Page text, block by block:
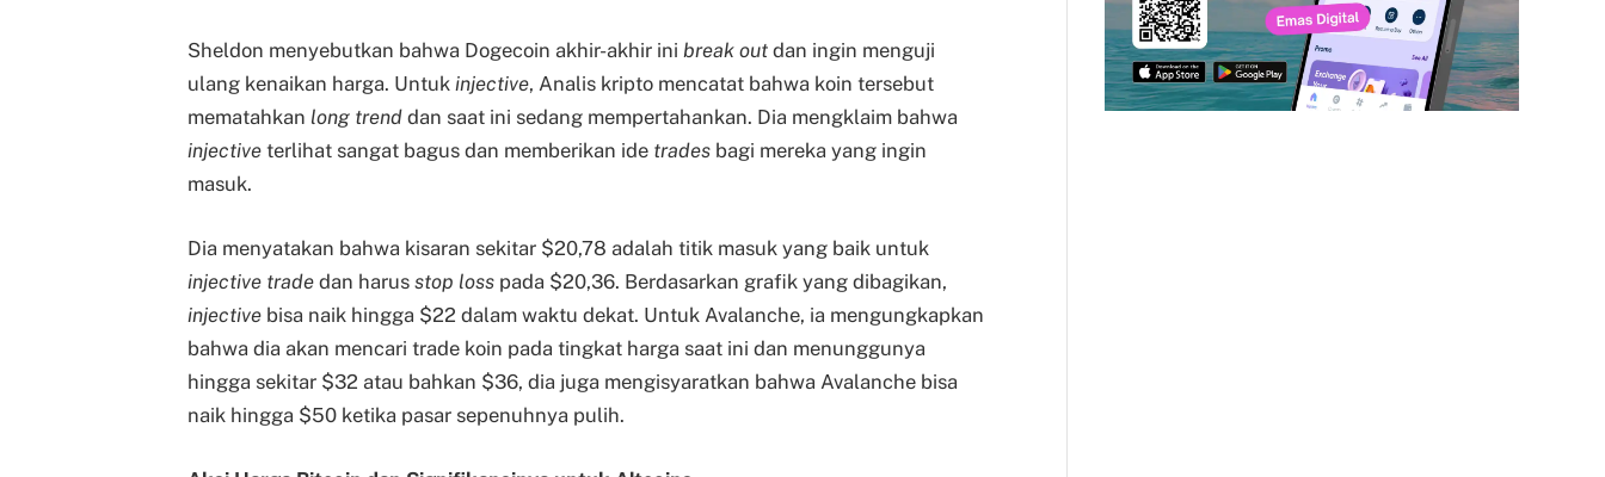
Sheldon menyebutkan bahwa Dogecoin akhir-akhir ini break out dan ingin menguji
ulang kenaikan harga. Untuk injective, Analis kripto mencatat bahwa koin tersebut
mematahkan long trend dan saat ini sedang mempertahankan. Dia mengklaim bahwa
injective terlihat sangat bagus dan memberikan ide trades bagi mereka yang ingin
masuk.
Dia menyatakan bahwa kisaran sekitar $20,78 adalah titik masuk yang baik untuk
injective trade dan harus stop loss pada $20,36. Berdasarkan grafik yang dibagikan,
injective bisa naik hingga $22 dalam waktu dekat. Untuk Avalanche, ia mengungkapkan
bahwa dia akan mencari trade koin pada tingkat harga saat ini dan menunggunya
hingga sekitar $32 atau bahkan $36, dia juga mengisyaratkan bahwa Avalanche bisa
naik hingga $50 ketika pasar sepenuhnya pulih.